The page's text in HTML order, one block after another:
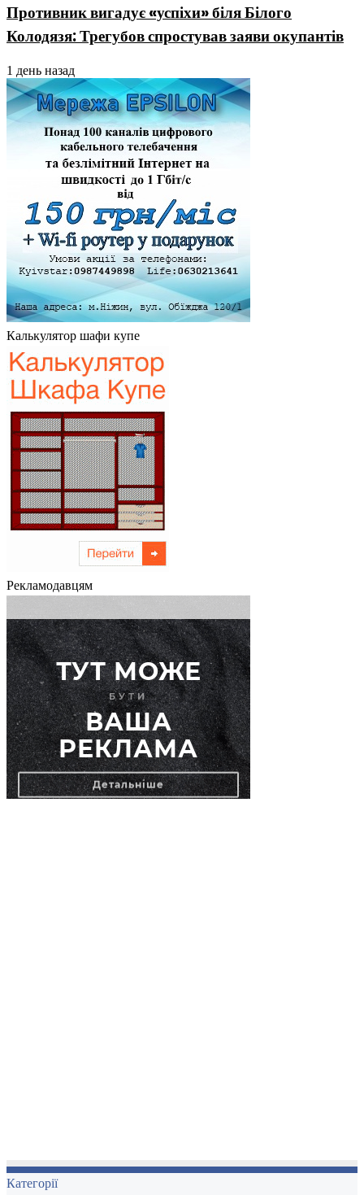
Противник вигадує «успіхи» біля Білого
Колодязя: Трегубов спростував заяви окупантів
1 день назад
Калькулятор шафи купе
Рекламодавцям
Категорії